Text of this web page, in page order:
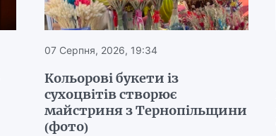
07 Серпня, 2026, 19:34
Кольорові букети із
сухоцвітів створює
майстриня з Тернопільщини
(фото)